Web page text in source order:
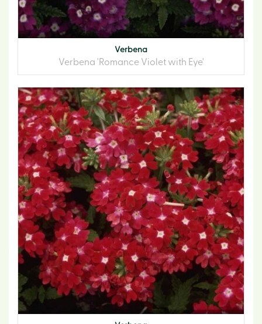
Verbena
Verbena 'Romance Violet with Eye'